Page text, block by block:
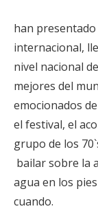
han
internacional,
nivel nacional
mejores del
emocionados
el festival, el
grupo de los
bailar sobre la
agua en los
cuando.